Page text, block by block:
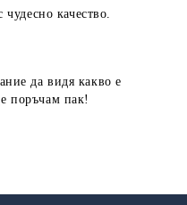
качество.
да видя какво е
поръчам пак!